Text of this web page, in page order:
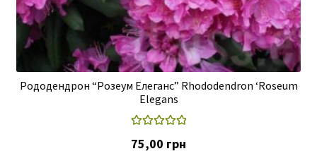
Рододендрон “Розеум Елеганс” Rhododendron ‘Roseum
Elegans
5.00з 5
75,00 грн